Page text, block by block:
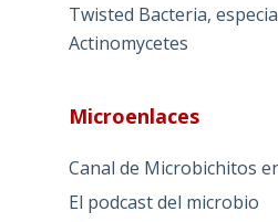
Twisted Bacteria,
Actinomycetes
Microenlaces
Canal de Microbichitos
El podcast del microbio